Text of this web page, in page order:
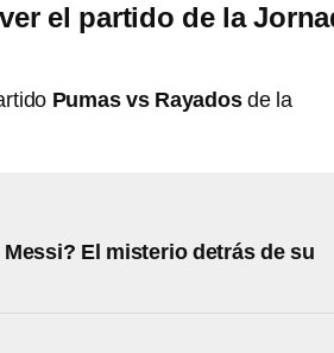
el partido de la
Pumas vs Rayadosde la
El misterio detrás de su